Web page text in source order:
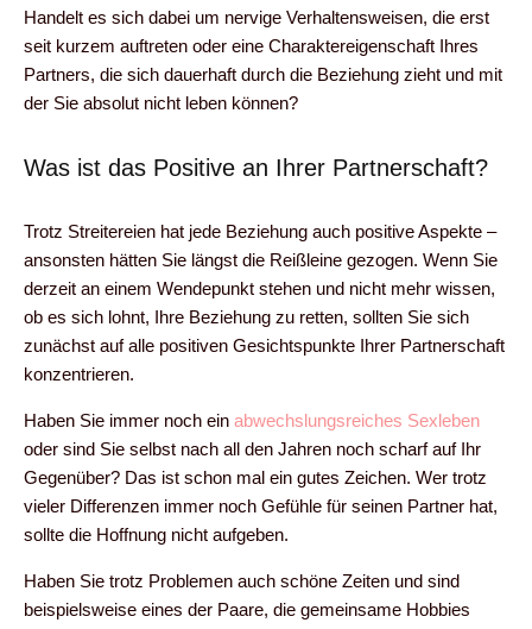
Handelt es sich dabei um nervige Verhaltensweisen, die erst
seit kurzem auftreten oder eine Charaktereigenschaft Ihres
Partners, die sich dauerhaft durch die Beziehung zieht und mit
der Sie absolut nicht leben können?
Was ist das Positive an Ihrer Partnerschaft?
Trotz Streitereien hat jede Beziehung auch positive Aspekte –
ansonsten hätten Sie längst die Reißleine gezogen. Wenn Sie
derzeit an einem Wendepunkt stehen und nicht mehr wissen,
ob es sich lohnt, Ihre Beziehung zu retten, sollten Sie sich
zunächst auf alle positiven Gesichtspunkte Ihrer Partnerschaft
konzentrieren.
Haben Sie immer noch ein abwechslungsreiches Sexleben
oder sind Sie selbst nach all den Jahren noch scharf auf Ihr
Gegenüber? Das ist schon mal ein gutes Zeichen. Wer trotz
vieler Differenzen immer noch Gefühle für seinen Partner hat,
sollte die Hoffnung nicht aufgeben.
Haben Sie trotz Problemen auch schöne Zeiten und sind
beispielsweise eines der Paare, die gemeinsame Hobbies